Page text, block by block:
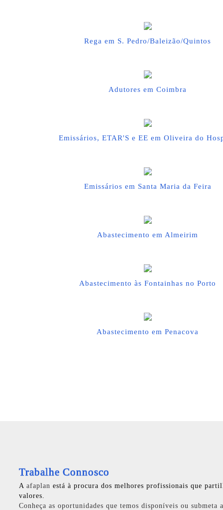
Rega em S. Pedro/Baleizão/Quintos
Adutores em Coimbra
Emissários, ETAR'S e EE em Oliveira do
Emissários em Santa Maria da Feira
Abastecimento em Almeirim
Abastecimento às Fontainhas no Porto
Abastecimento em Penacova
Trabalhe Connosco
A afaplan está à procura dos melhores profissionais que
valores.
Conheça as oportunidades que temos disponíveis ou submeta